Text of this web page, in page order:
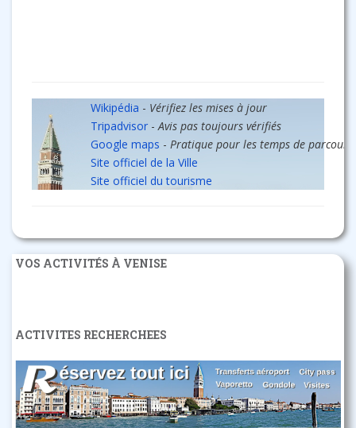
Wikipédia - Vérifiez les mises à jour
Tripadvisor-Avis pas toujours vérifiés
Google maps - Pratique pour les temps de parcours
Site officiel de la Ville
Site officiel du tourisme
VOS ACTIVITÉS À VENISE
ACTIVITES RECHERCHEES